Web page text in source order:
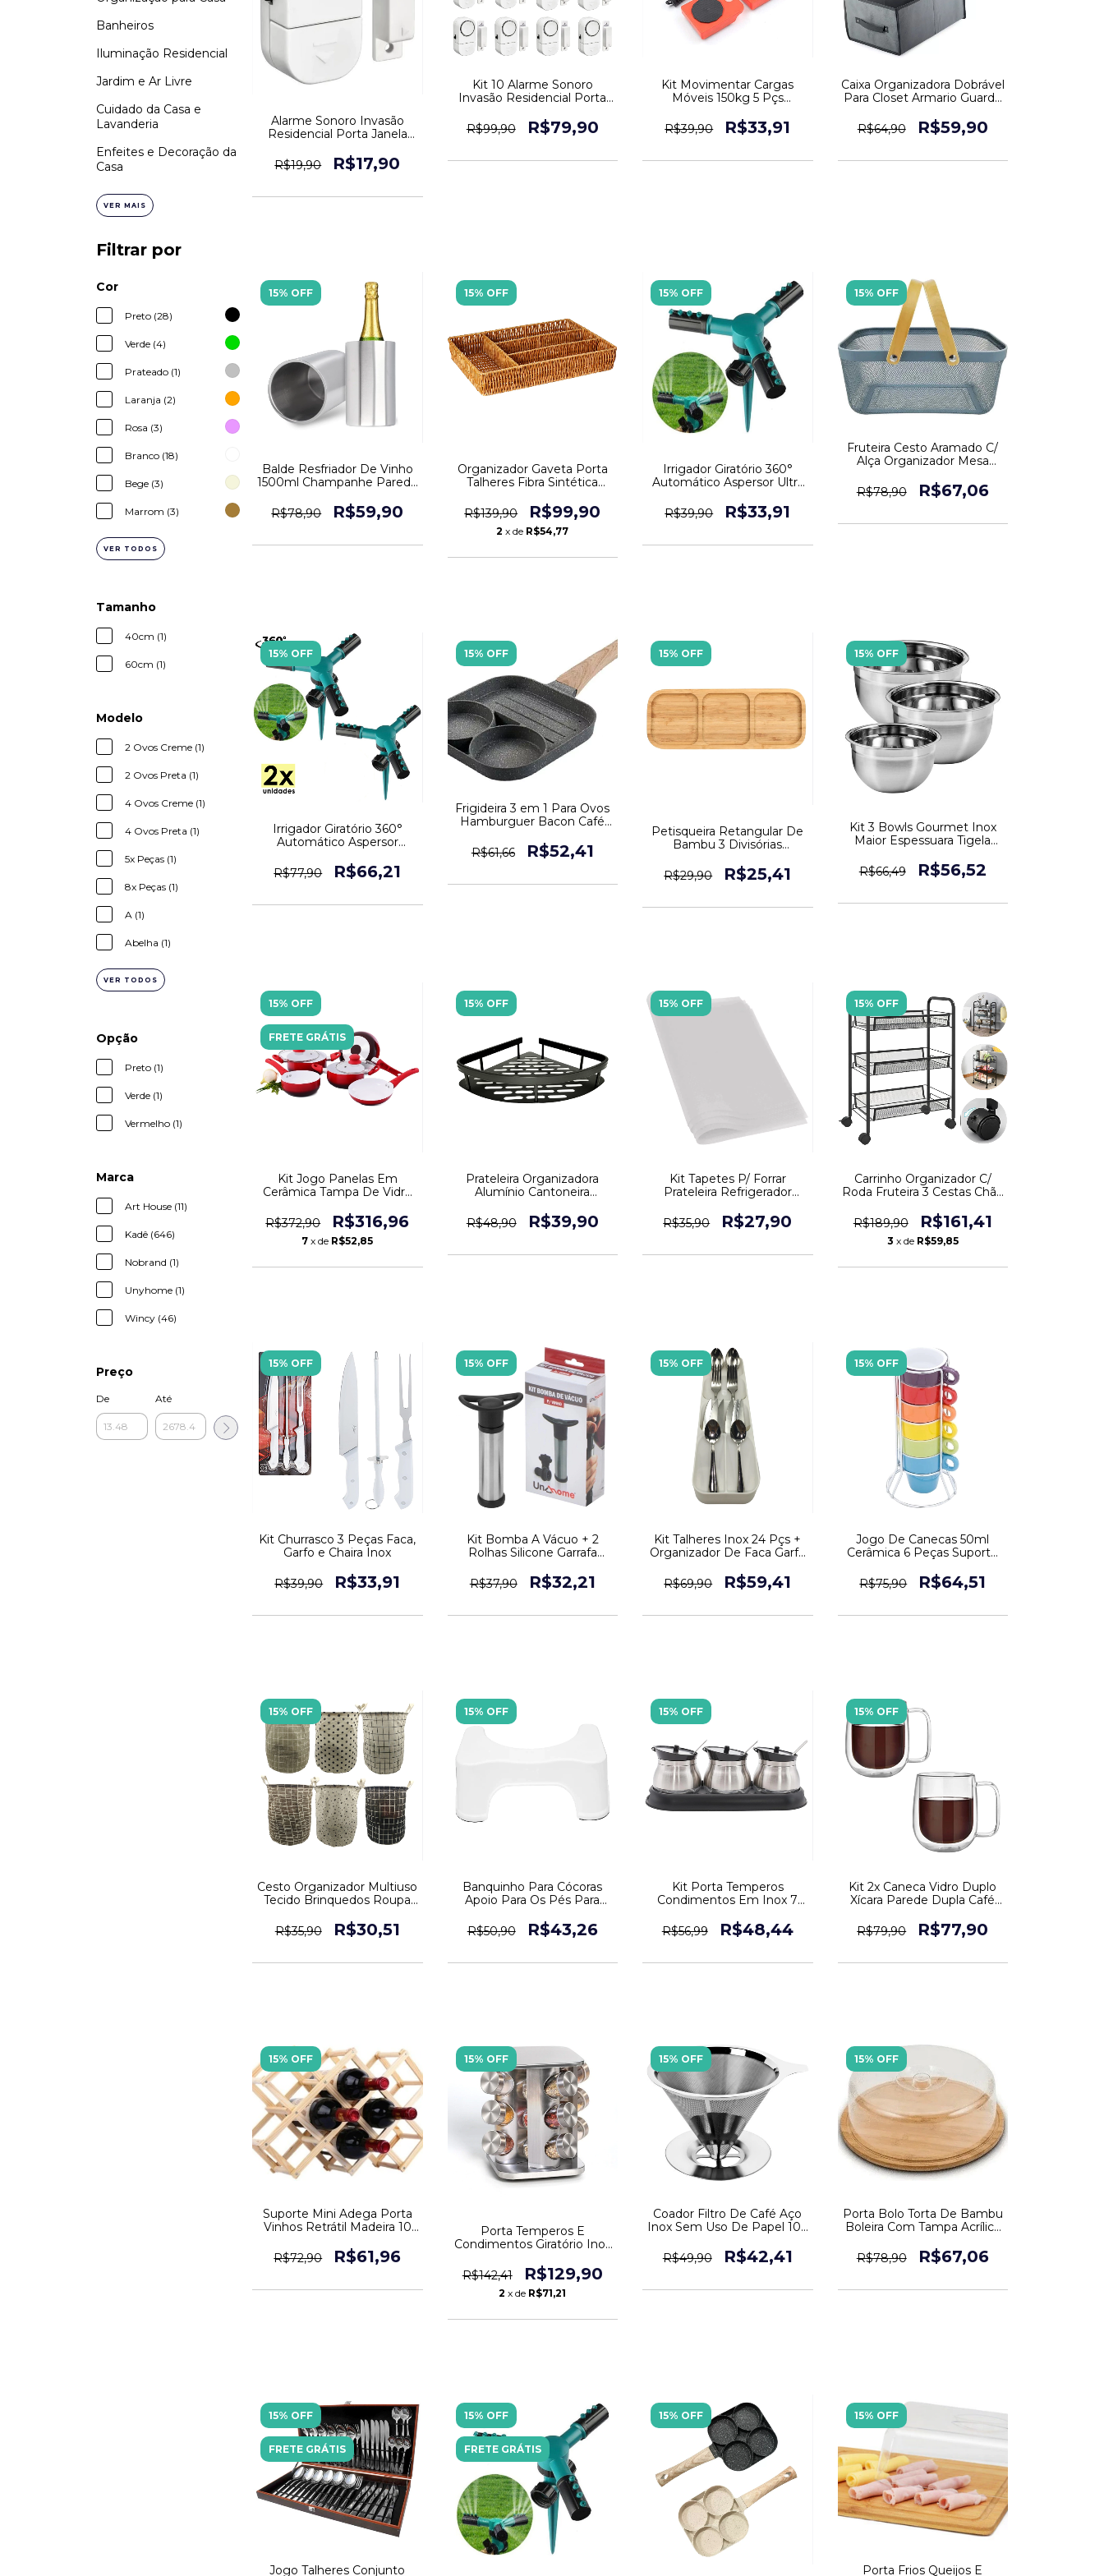
Banheiros
Iluminação Residencial
Jardim e Ar Livre
Cuidado da Casa e
Lavanderia
Enfeites e Decoração da
Casa
VER MAIS
Filtrar por
Cor
Preto (28)
Verde (4)
Prateado (1)
Laranja (2)
Rosa (3)
Branco (18)
Bege (3)
Marrom (3)
VER TODOS
Tamanho
40cm (1)
60cm (1)
Modelo
2 Ovos Creme (1)
2 Ovos Preta (1)
4 Ovos Creme (1)
4 Ovos Preta (1)
5x Peças (1)
8x Peças (1)
A (1)
Abelha (1)
VER TODOS
Opção
Preto (1)
Verde (1)
Vermelho (1)
Marca
Art House (11)
Kadê (646)
Nobrand (1)
Unyhome (1)
Wincy (46)
Preço
De Até
Alarme Sonoro Invasão
Residencial Porta Janela
R$19,90
R$17,90
Kit 10 Alarme Sonoro
Invasão Residencial Porta
R$99,90
R$79,90
Kit Movimentar Cargas
Móveis 150kg 5 Pçs
R$39,90
R$33,91
Caixa Organizadora Dobrável
Para Closet Armario Guarda
R$64,90
R$59,90
15% OFF
Balde Resfriador De Vinho
1500ml Champanhe Parede
R$78,90
R$59,90
15% OFF
Organizador Gaveta Porta
Talheres Fibra Sintética
R$139,90
R$99,90
2 x de R$54,77
15% OFF
Irrigador Giratório 360°
Automático Aspersor Ultra
R$39,90
R$33,91
15% OFF
Fruteira Cesto Aramado C/
Alça Organizador Mesa
R$78,90
R$67,06
15% OFF
Irrigador Giratório 360°
Automático Aspersor
R$77,90
R$66,21
15% OFF
Frigideira 3 em 1 Para Ovos
Hamburguer Bacon Café
R$61,66
R$52,41
15% OFF
Petisqueira Retangular De
Bambu 3 Divisórias
R$29,90
R$25,41
15% OFF
Kit 3 Bowls Gourmet Inox
Maior Espessuara Tigela
R$66,49
R$56,52
15% OFF
FRETE GRÁTIS
Kit Jogo Panelas Em
Cerâmica Tampa De Vidro
R$372,90
R$316,96
7 x de R$52,85
15% OFF
Prateleira Organizadora
Alumínio Cantoneira
R$48,90
R$39,90
15% OFF
Kit Tapetes P/ Forrar
Prateleira Refrigerador
R$35,90
R$27,90
15% OFF
Carrinho Organizador C/
Roda Fruteira 3 Cestas Chão
R$189,90
R$161,41
3 x de R$59,85
15% OFF
Kit Churrasco 3 Peças Faca,
Garfo e Chaira Inox
R$39,90 R$33,91
15% OFF
Kit Bomba A Vácuo + 2
Rolhas Silicone Garrafa
R$37,90
R$32,21
15% OFF
Kit Talheres Inox 24 Pçs +
Organizador De Faca Garfo
R$69,90
R$59,41
15% OFF
Jogo De Canecas 50ml
Cerâmica 6 Peças Suporte
R$75,90
R$64,51
15% OFF
Cesto Organizador Multiuso
Tecido Brinquedos Roupa
R$35,90
R$30,51
15% OFF
Banquinho Para Cócoras
Apoio Para Os Pés Para
R$50,90
R$43,26
15% OFF
Kit Porta Temperos
Condimentos Em Inox 7
R$56,99
R$48,44
15% OFF
Kit 2x Caneca Vidro Duplo
Xícara Parede Dupla Café
R$79,90
R$77,90
15% OFF
Suporte Mini Adega Porta
Vinhos Retrátil Madeira 10
R$72,90
R$61,96
15% OFF
Porta Temperos E
Condimentos Giratório Inox
R$142,41
R$129,90
2 x de R$71,21
15% OFF
Coador Filtro De Café Aço
Inox Sem Uso De Papel 103
R$49,90
R$42,41
15% OFF
Porta Bolo Torta De Bambu
Boleira Com Tampa Acrílica
R$78,90
R$67,06
15% OFF
FRETE GRÁTIS
Jogo Talheres Conjunto
15% OFF
FRETE GRÁTIS
15% OFF 15% OFF
Porta Frios Queijos E